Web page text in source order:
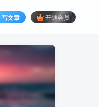
写文章 开通会员